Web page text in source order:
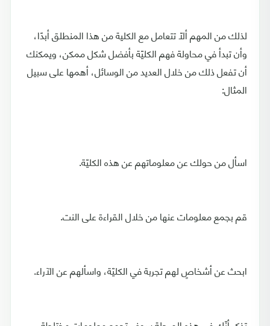
لذلك من المهم ألّا تتعامل مع الكلية من هذا المنطلق أبدًا،
وأن تبدأ في محاولة فهم الكليّة بأفضل شكل ممكن، ويمكنك
أن تفعل ذلك من خلال العديد من الوسائل، أهمها على سبيل
المثال:
اسأل من حولك عن معلوماتهم عن هذه الكليّة.
قم بجمع معلومات عنها من خلال القراءة على النت.
ابحث عن أشخاصٍ لهم تجربة في الكليّة، واسألهم عن الآراء.